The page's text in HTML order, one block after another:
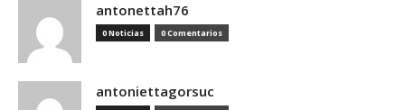
antonettah76
0 Noticias 0 Comentarios
antoniettagorsuc